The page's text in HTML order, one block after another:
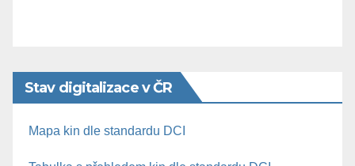
Stav digitalizace v ČR
Mapa kin dle standardu DCI